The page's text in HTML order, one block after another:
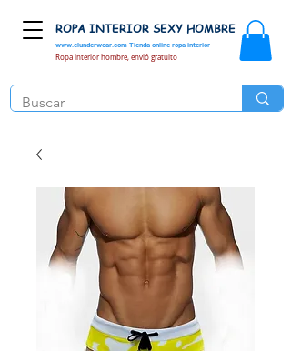
www.elunderwear.com Tienda online ropa interior
ROPA INTERIOR SEXY HOMBRE
Ropa interior hombre, envió gratuito